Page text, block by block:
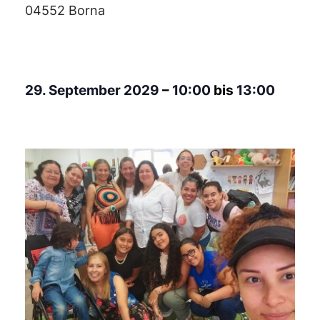
04552 Borna
29. September 2029 – 10:00 bis 13:00